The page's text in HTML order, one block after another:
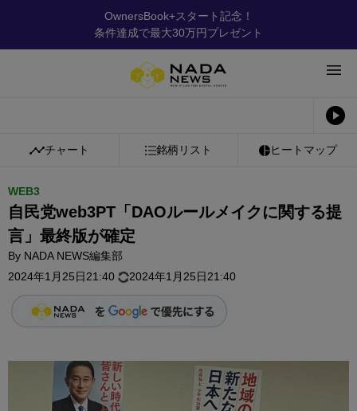
OwnersBook+スタート記念！
条件達成で最大30万円プレゼント
チャート 銘柄リスト ヒートマップ
WEB3
自民党web3PT「DAOルールメイクに関する提
言」最終版が確定
By NADA NEWS編集部
2024年1月25日21:40
2024年1月25日21:40